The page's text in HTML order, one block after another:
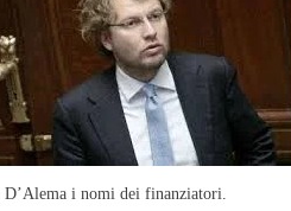
i nomi dei finanziatori.